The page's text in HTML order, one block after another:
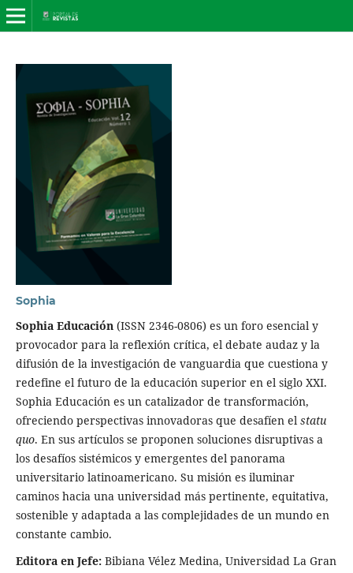
Sophia
Sophia Educación(ISSN 2346-0806) es un foro esencial y
provocador para la reflexión crítica, el debate audaz y la
difusión de la investigación de vanguardia que cuestiona y
redefine el futuro de la educación superior en el siglo XXI.
Sophia Educación es un catalizador de transformación,
ofreciendo perspectivas innovadoras que desafíen el statu
quo. En sus artículos se proponen soluciones disruptivas a
los desafíos sistémicos y emergentes del panorama
universitario latinoamericano. Su misión es iluminar
caminos hacia una universidad más pertinente, equitativa,
sostenible y adaptada a las complejidades de un mundo en
constante cambio.
Editora en Jefe: Bibiana Vélez Medina, Universidad La Gran